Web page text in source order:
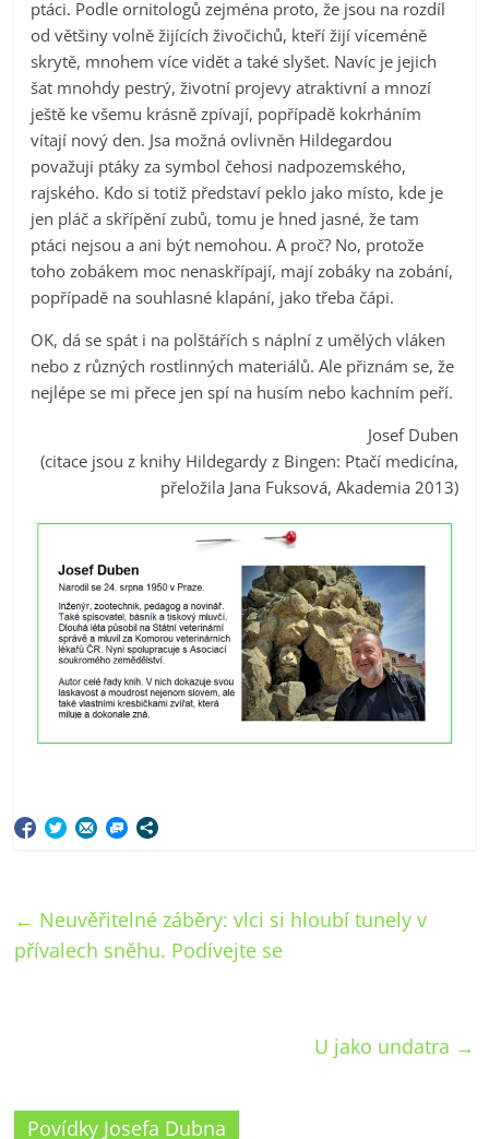
ptáci. Podle ornitologů zejména proto, že jsou na rozdíl
od většiny volně žijících živočichů, kteří žijí víceméně
skrytě, mnohem více vidět a také slyšet. Navíc je jejich
šat mnohdy pestrý, životní projevy atraktivní a mnozí
ještě ke všemu krásně zpívají, popřípadě kokrháním
vítají nový den. Jsa možná ovlivněn Hildegardou
považuji ptáky za symbol čehosi nadpozemského,
rajského. Kdo si totiž představí peklo jako místo, kde je
jen pláč a skřípění zubů, tomu je hned jasné, že tam
ptáci nejsou a ani být nemohou. A proč? No, protože
toho zobákem moc nenaskřípají, mají zobáky na zobání,
popřípadě na souhlasné klapání, jako třeba čápi.
OK, dá se spát i na polštářích s náplní z umělých vláken
nebo z různých rostlinných materiálů. Ale přiznám se, že
nejlépe se mi přece jen spí na husím nebo kachním peří.
Josef Duben
(citace jsou z knihy Hildegardy z Bingen: Ptačí medicína,
přeložila Jana Fuksová, Akademia 2013)
← Neuvěřitelné záběry: vlci si hloubí tunely v
přívalech sněhu. Podívejte se
U jako undatra →
Povídky Josefa Dubna